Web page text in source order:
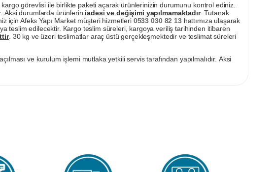
görevlisi ile birlikte paketi açarak ürünlerinizin durumunu kontrol ediniz.
Aksi durumlarda ürünlerin iadesi ve değişimi yapılmamaktadır. Tutanak
için Afeks Yapı Market müşteri hizmetleri 0533 030 82 13hattımıza ulaşarak
teslim edilecektir. Kargo teslim süreleri, kargoya veriliş tarihinden itibaren
. 30 kg ve üzeri teslimatlar araç üstü gerçekleşmektedir ve teslimat süreleri
ve kurulum işlemi mutlaka yetkili servis tarafından yapılmalıdır. Aksi